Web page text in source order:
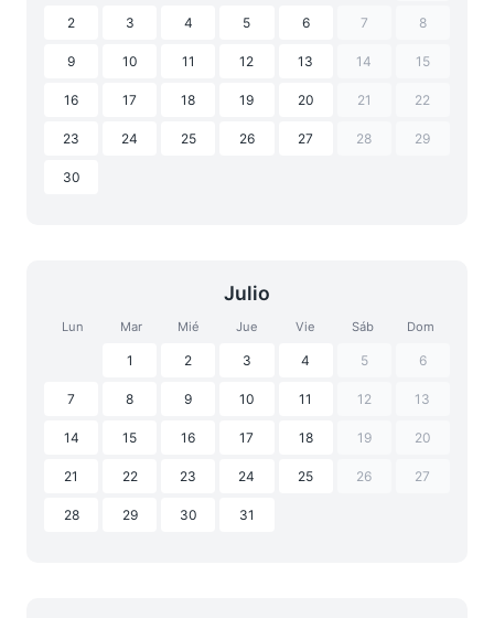
2 3 4 5 6 7 8
9 10 11 12 13 14 15
16 17 18 19 20 21 22
23 24 25 26 27 28 29
30
Julio
Lun Mar Mié Jue Vie Sáb Dom
1 2 3 4 5 6
7 8 9 10 11 12 13
14 15 16 17 18 19 20
21 22 23 24 25 26 27
28 29 30 31